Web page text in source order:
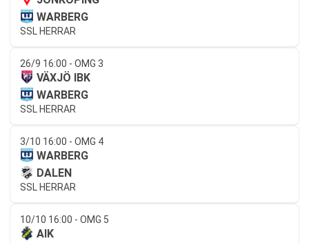
WARBERG
SSL HERRAR
26/9 16:00 - OMG 3
VÄXJÖ IBK
WARBERG
SSL HERRAR
3/10 16:00 - OMG 4
WARBERG
DALEN
SSL HERRAR
10/10 16:00 - OMG 5
AIK